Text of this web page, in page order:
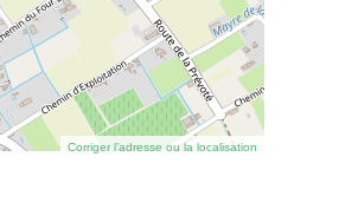
Corriger l’adresse ou la localisation